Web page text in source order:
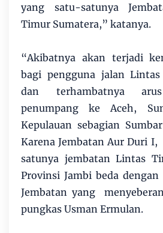
yang satu-satunya
Timur Sumatera,” katanya.
“Akibatnya akan terjadi
bagi pengguna jalan
dan terhambatnya
penumpang ke Aceh,
Kepulauan sebagian
Karena Jembatan Aur Duri
satunya jembatan Lintas
Provinsi Jambi beda dengan
Jembatan yang
pungkas Usman Ermulan.